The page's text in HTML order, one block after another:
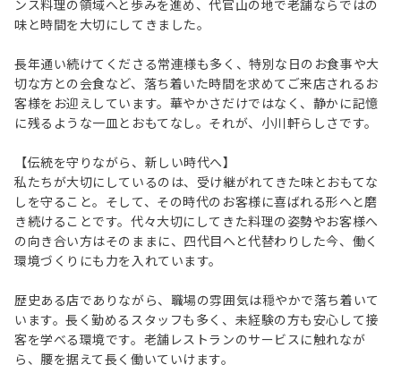
ンス料理の領域へと歩みを進め、代官山の地で老舗ならではの
味と時間を大切にしてきました。
長年通い続けてくださる常連様も多く、特別な日のお食事や大
切な方との会食など、落ち着いた時間を求めてご来店されるお
客様をお迎えしています。華やかさだけではなく、静かに記憶
に残るような一皿とおもてなし。それが、小川軒らしさです。
【伝統を守りながら、新しい時代へ】
私たちが大切にしているのは、受け継がれてきた味とおもてな
しを守ること。そして、その時代のお客様に喜ばれる形へと磨
き続けることです。代々大切にしてきた料理の姿勢やお客様へ
の向き合い方はそのままに、四代目へと代替わりした今、働く
環境づくりにも力を入れています。
歴史ある店でありながら、職場の雰囲気は穏やかで落ち着いて
います。長く勤めるスタッフも多く、未経験の方も安心して接
客を学べる環境です。老舗レストランのサービスに触れなが
ら、腰を据えて長く働いていけます。